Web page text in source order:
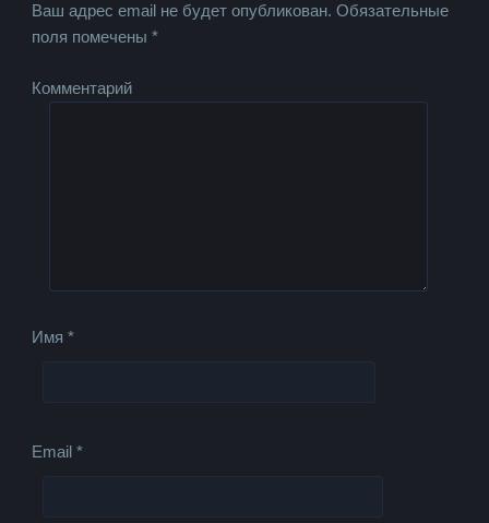
Ваш адрес email не будет опубликован. Обязательные
поля помечены*
Комментарий
Имя*
Email*